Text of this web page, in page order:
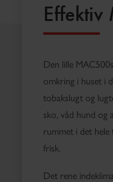
Den lille
omkring i huset i
tobakslugt og
sko, våd hund og
rummet i det hele
frisk.
Det rene